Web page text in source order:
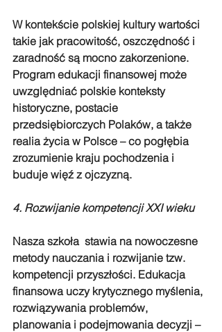
W kontekście polskiej kultury wartości
takie jak pracowitość, oszczędność i
zaradność są mocno zakorzenione.
Program edukacji finansowej może
uwzględniać polskie konteksty
historyczne, postacie
przedsiębiorczych Polaków, a także
realia życia w Polsce – co pogłębia
zrozumienie kraju pochodzenia i
buduje więź z ojczyzną.
4. Rozwijanie kompetencji XXI wieku
Nasza szkoła  stawia na nowoczesne
metody nauczania i rozwijanie tzw.
kompetencji przyszłości. Edukacja
finansowa uczy krytycznego myślenia,
rozwiązywania problemów,
planowania i podejmowania decyzji –